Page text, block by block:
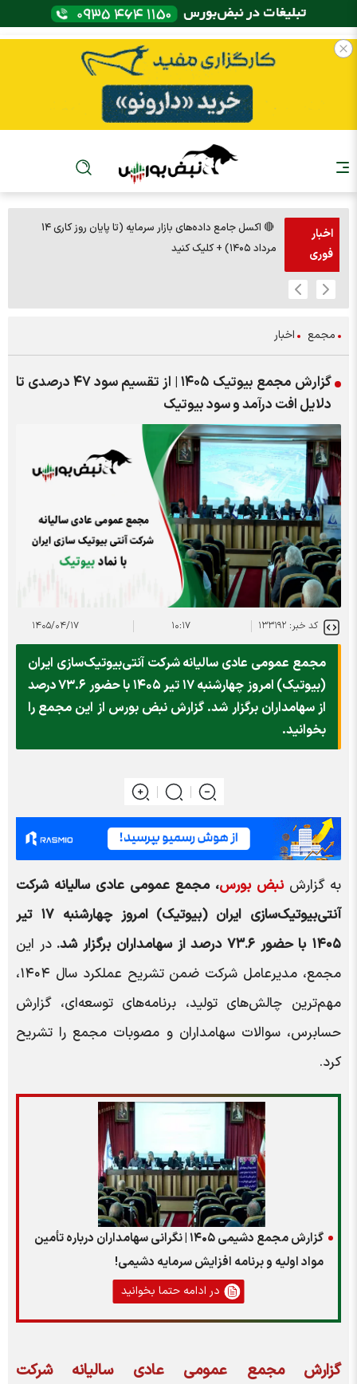
اخبار
فوری
🔴 اکسل جامع داده‌های بازار سرمایه (تا پایان روز کاری ۱۴
مرداد ۱۴۰۵) + کلیک کنید
مجمع اخبار
گزارش مجمع بیوتیک ۱۴۰۵ | از تقسیم سود ۴۷ درصدی تا
دلایل افت درآمد و سود بیوتیک
کد خبر: ۱۳۳۱۹۲ ۱۰:۱۷ ۱۴۰۵/۰۴/۱۷
مجمع عمومی عادی سالیانه شرکت آنتی‌بیوتیک‌سازی ایران
(بیوتیک) امروز چهارشنبه ۱۷ تیر ۱۴۰۵ با حضور ۷۳.۶ درصد
از سهامداران برگزار شد. گزارش نبض بورس از این مجمع را
بخوانید.
به گزارش نبض بورس، مجمع عمومی عادی سالیانه شرکت
آنتی‌بیوتیک‌سازی ایران (بیوتیک) امروز چهارشنبه ۱۷ تیر
۱۴۰۵ با حضور ۷۳.۶ درصد از سهامداران برگزار شد.
در این
مجمع، مدیرعامل شرکت ضمن تشریح عملکرد سال ۱۴۰۴،
مهم‌ترین چالش‌های تولید، برنامه‌های توسعه‌ای، گزارش
حسابرس، سوالات سهامداران و مصوبات مجمع را تشریح
کرد.
گزارش مجمع دشیمی ۱۴۰۵ | نگرانی سهامداران درباره تأمین
مواد اولیه و برنامه افزایش سرمایه دشیمی!
در ادامه حتما بخوانید
گزارش مجمع عمومی عادی سالیانه شرکت